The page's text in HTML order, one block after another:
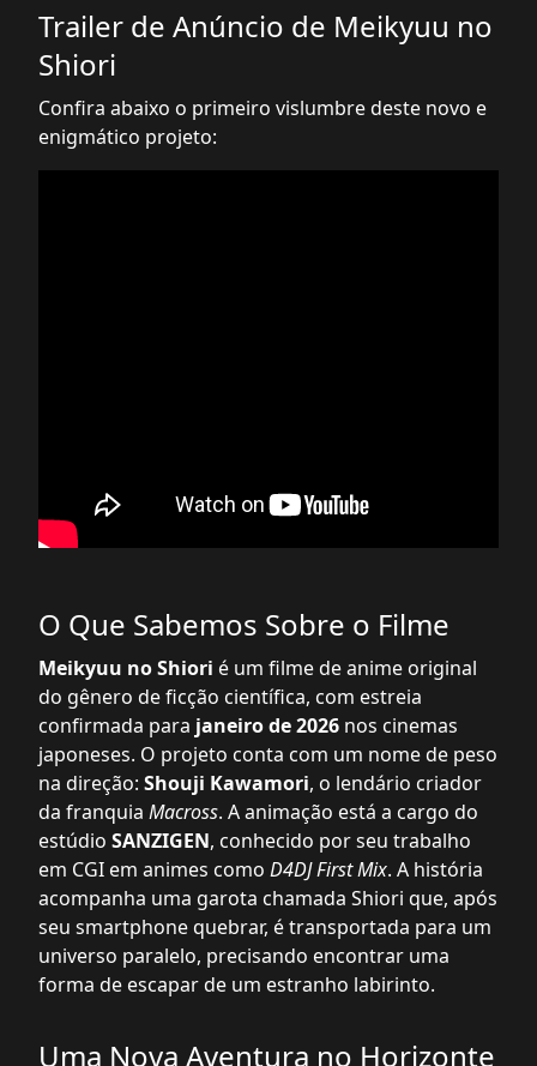
Trailer de Anúncio de Meikyuu no
Shiori
Confira abaixo o primeiro vislumbre deste novo e
enigmático projeto:
O Que Sabemos Sobre o Filme
Meikyuu no Shiori é um filme de anime original
do gênero de ficção científica, com estreia
confirmada para janeiro de 2026 nos cinemas
japoneses. O projeto conta com um nome de peso
na direção: Shouji Kawamori, o lendário criador
da franquia Macross. A animação está a cargo do
estúdio SANZIGEN, conhecido por seu trabalho
em CGI em animes como D4DJ First Mix. A história
acompanha uma garota chamada Shiori que, após
seu smartphone quebrar, é transportada para um
universo paralelo, precisando encontrar uma
forma de escapar de um estranho labirinto.
Uma Nova Aventura no Horizonte